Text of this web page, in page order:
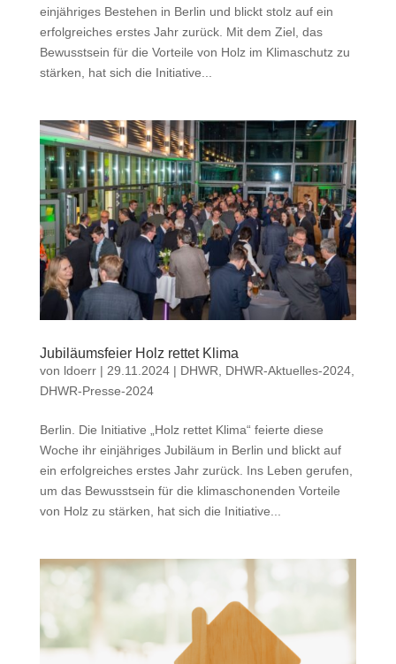
einjähriges Bestehen in Berlin und blickt stolz auf ein
erfolgreiches erstes Jahr zurück. Mit dem Ziel, das
Bewusstsein für die Vorteile von Holz im Klimaschutz zu
stärken, hat sich die Initiative...
Jubiläumsfeier Holz rettet Klima
von ldoerr| 29.11.2024| DHWR DHWR-Aktuelles-2024,
DHWR-Presse-2024
Berlin. Die Initiative „Holz rettet Klima“ feierte diese
Woche ihr einjähriges Jubiläum in Berlin und blickt auf
ein erfolgreiches erstes Jahr zurück. Ins Leben gerufen,
um das Bewusstsein für die klimaschonenden Vorteile
von Holz zu stärken, hat sich die Initiative...